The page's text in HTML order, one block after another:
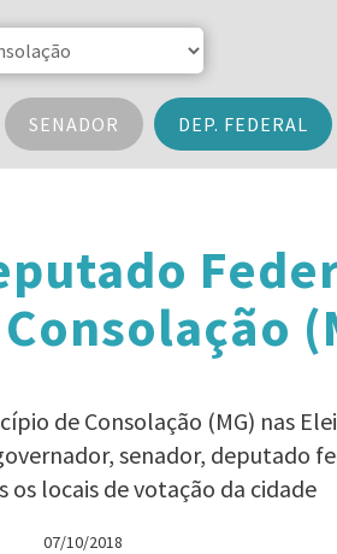
SENADOR DEP. FEDERAL
de Consolação (MG) nas
senador, deputado
os locais de votação da cidade
07/10/2018